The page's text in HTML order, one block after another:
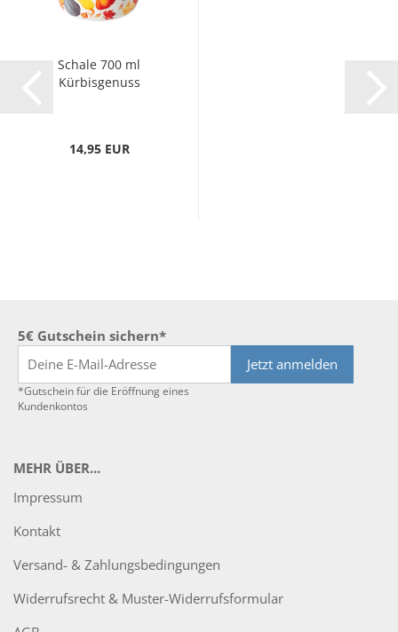
Schale 700 ml
Kürbisgenuss
14,95 EUR
5€ Gutschein sichern*
Jetzt anmelden
*Gutschein für die Eröffnung eines
Kundenkontos
MEHR ÜBER...
Impressum
Kontakt
Versand- & Zahlungsbedingungen
Widerrufsrecht & Muster-Widerrufsformular